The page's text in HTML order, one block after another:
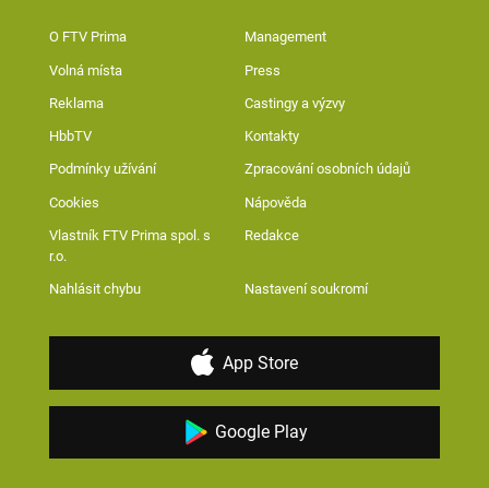
O FTV Prima Management
Volná místa Press
Reklama Castingy a výzvy
HbbTV Kontakty
Podmínky užívání Zpracování osobních údajů
Cookies Nápověda
Vlastník FTV Prima spol. s
r.o.
Redakce
Nahlásit chybu Nastavení soukromí
App Store
Google Play